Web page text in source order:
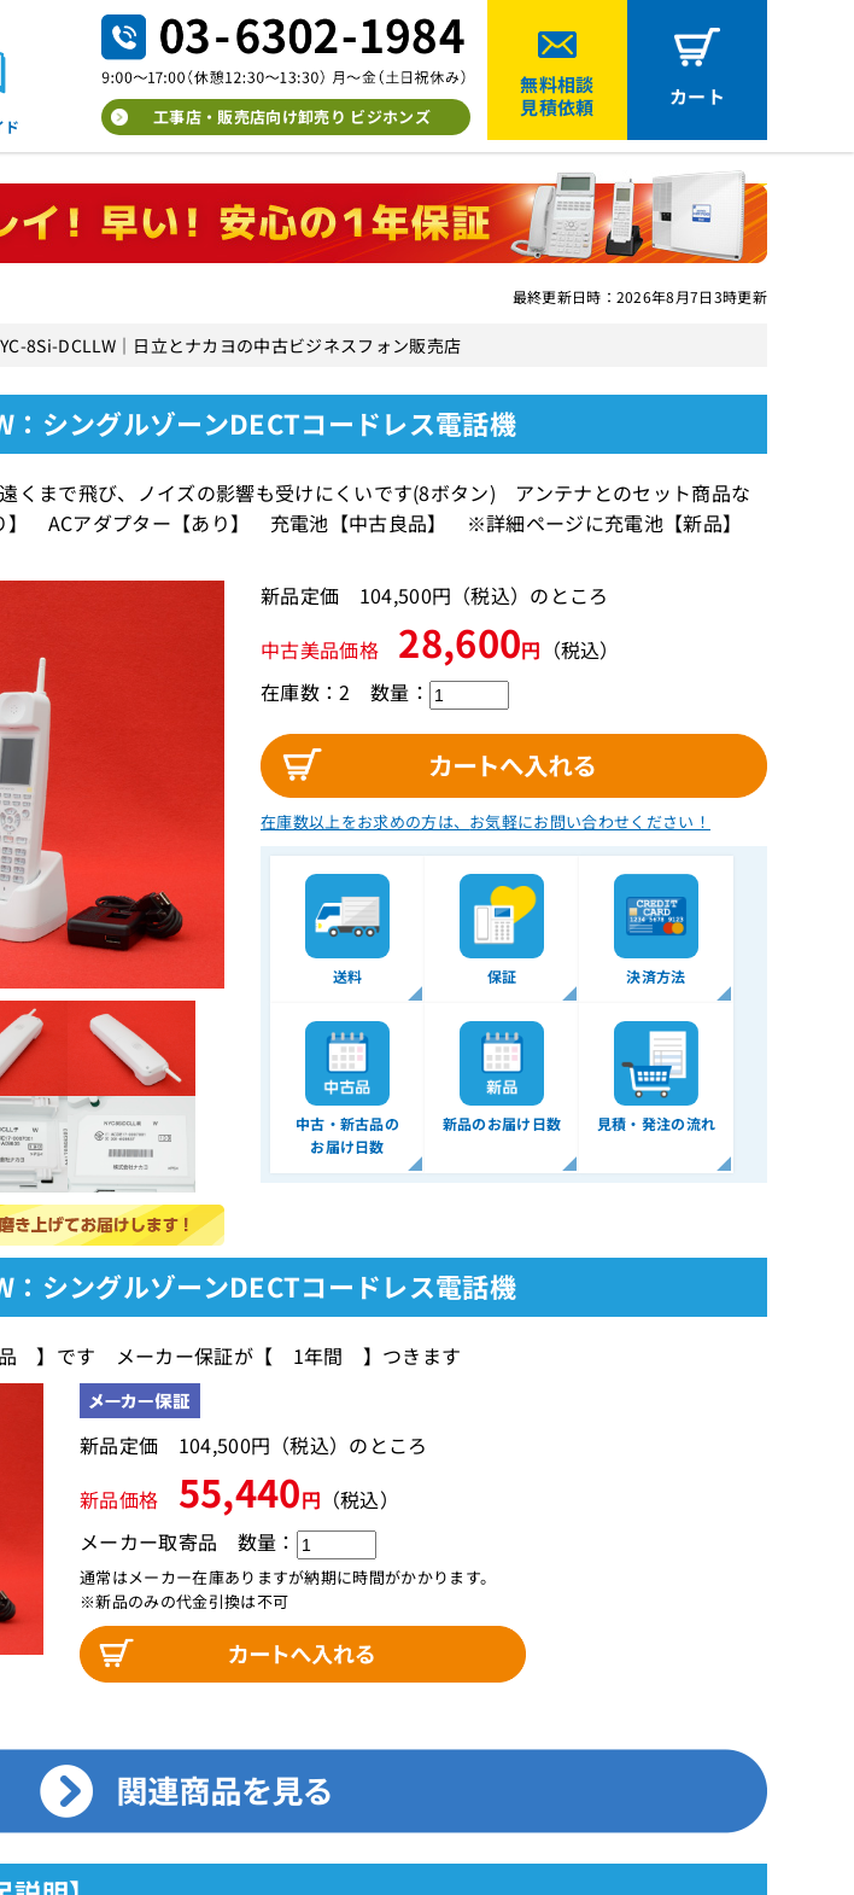
ド 工事店・販売店向け卸売り ビジホンズ
無料相談
見積依頼
カート
最終更新日時：2026年8月7日3時更新
8Si-DCLLW｜日立とナカヨの中古ビジネスフォン販売店
：シングルゾーンDECTコードレス電話機
くまで飛び、ノイズの影響も受けにくいです(8ボタン) アンテナとのセット商品な
ACアダプター【あり】 充電池【中古良品】 ※詳細ページに充電池【新品】
新品定価 104,500円（税込）のところ
中古美品価格 28,600円 （税込）
在庫数：2 数量：
在庫数以上をお求めの方は、 お気軽にお問い合わせください！
送料 保証 決済方法
中古・新古品の
お届け日数
新品のお届け日数 見積・発注の流れ
：シングルゾーンDECTコードレス電話機
品 】です メーカー保証が【 1年間 】つきます
新品定価 104,500円（税込）のところ
新品価格 55,440円 （税込）
メーカー取寄品
通常はメーカー在庫ありますが納期に時間がかかります。
※新品のみの代金引換は不可
数量：